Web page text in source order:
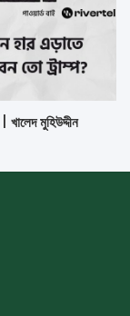
মুহিউদ্দীন